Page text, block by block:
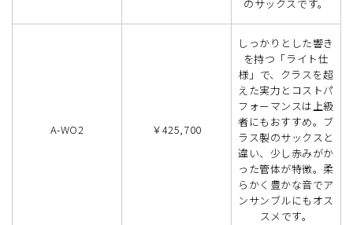
のサックスです。
A-WO2 ￥425,700
しっかりとした響き
を持つ「ライト仕
様」で、クラスを超
えた実力とコストパ
フォーマンスは上級
者にもおすすめ。ブ
ラス製のサックスと
違い、少し赤みがか
った管体が特徴。柔
らかく豊かな音でア
ンサンブルにもオス
スメです。